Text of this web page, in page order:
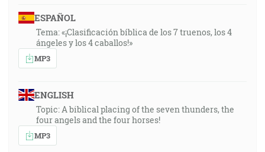
ESPAÑOL
Tema: «¡Clasificación bíblica de los 7 truenos, los 4
ángeles y los 4 caballos!»
MP3
ENGLISH
Topic: A biblical placing of the seven thunders, the
four angels and the four horses!
MP3